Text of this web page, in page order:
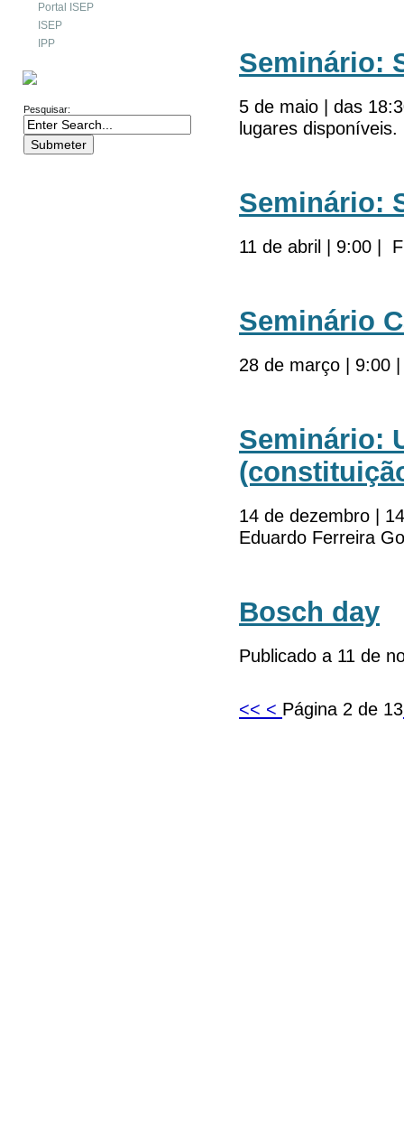
Portal ISEP
ISEP
IPP
Pesquisar:
Seminário:
5 de maio | das
lugares disponíveis.
Seminário:
11 de abril | 9:00 |
Seminário
28 de março | 9:00
Seminário:
14 de dezembro |
Eduardo Ferreira
Bosch day
Publicado a 11 de
<< < Página 2 de 13